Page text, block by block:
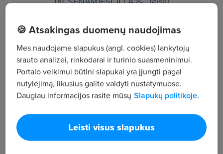
Žiūrėti visus skelbimus
Įmonės aprašymas
8
Darbuotojų sk.
🍪 Atsakingas duomenų naudojimas
Mes naudojame slapukus (angl. cookies) lankytojų
srauto analizei, rinkodarai ir turinio suasmeninimui.
Portalo veikimui būtini slapukai yra įjungti pagal
nutylėjimą, likusius galite valdyti nustatymuose.
Daugiau informacijos rasite mūsų Slapukų politikoje.
Leisti visus slapukus